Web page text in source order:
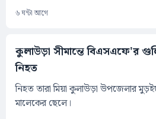
৬ ঘন্টা আগে
কুলাউড়া সীমান্তে বিএসএফে'র
নিহত
নিহত তারা মিয়া কুলাউড়া উপজেলার
মালেকের ছেলে।